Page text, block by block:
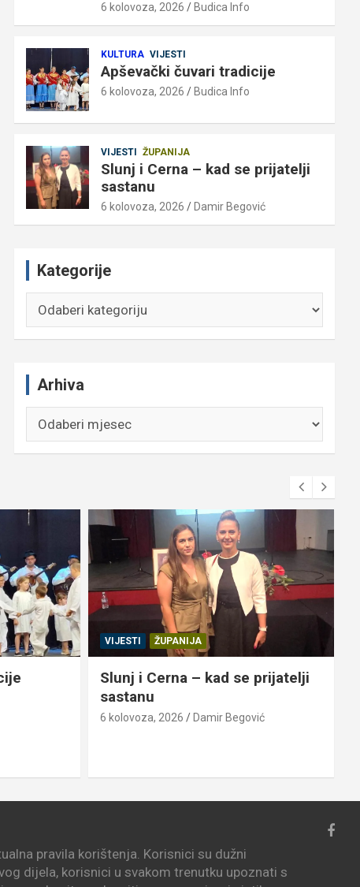
6 kolovoza, 2026 Budica Info
KULTURA VIJESTI
Apševački čuvari tradicije
6 kolovoza, 2026 Budica Info
VIJESTI ŽUPANIJA
Slunj i Cerna – kad se prijatelji
sastanu
6 kolovoza, 2026 Damir Begović
Kategorije
Arhiva
VIJESTI ŽUPANIJA
Slunj i Cerna – kad se prijatelji
sastanu
6 kolovoza, 2026 Damir Begović
pravila korištenja. Korisnici su dužni
dijela, korisnici u svakom trenutku upoznati s